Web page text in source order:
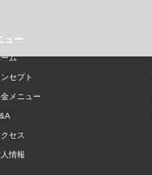
ュー
ム
セプト
メニュー
クセス
情報